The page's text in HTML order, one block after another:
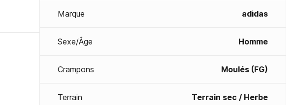
Marque adidas
Sexe/Âge Homme
Crampons Moulés (FG)
Terrain Terrain sec / Herbe